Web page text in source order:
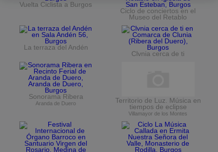
Vuelta Ciclista a Burgos
Ciclo de conciertos en el
Museo del Retablo
La terraza del Andén
Clvnia cerca de ti
Sonorama Ribera
Aranda de Duero
Territorio de Luz. Música en
tiempos de eclipse
Villamayor de los Montes